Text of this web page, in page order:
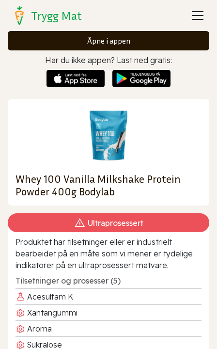
Trygg Mat
Åpne i appen
Har du ikke appen? Last ned gratis:
Whey 100 Vanilla Milkshake Protein
Powder 400g Bodylab
Ultraprosessert
Produktet har tilsetninger eller er industrielt
bearbeidet på en måte som vi mener er tydelige
indikatorer på en ultraprosessert matvare.
Tilsetninger og prosesser (5)
Acesulfam K
Xantangummi
Aroma
Sukralose